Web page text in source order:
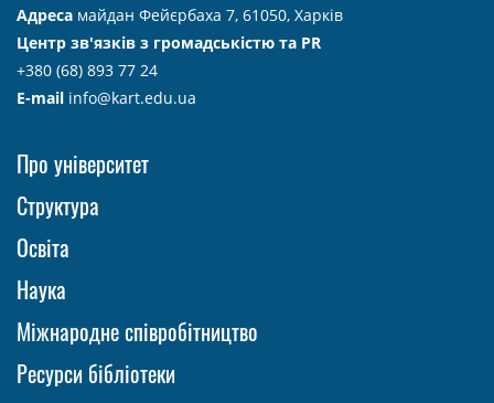
Адреса майдан Фейєрбаха 7, 61050, Харків
Центр зв'язків з громадськістю та PR
+380 (68) 893 77 24
E-mail info@kart.edu.ua
Про університет
Структура
Освіта
Наука
Міжнародне співробітництво
Ресурси бібліотеки